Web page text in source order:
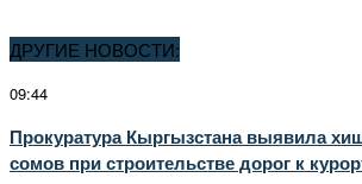
ДРУГИЕ НОВОСТИ:
09:44
Прокуратура Кыргызстана выявила
сомов при строительстве дорог к